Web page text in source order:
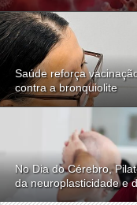
Saúde reforça
contra a bronquiolite
No Dia do Cérebro,
da neuroplasticidade e